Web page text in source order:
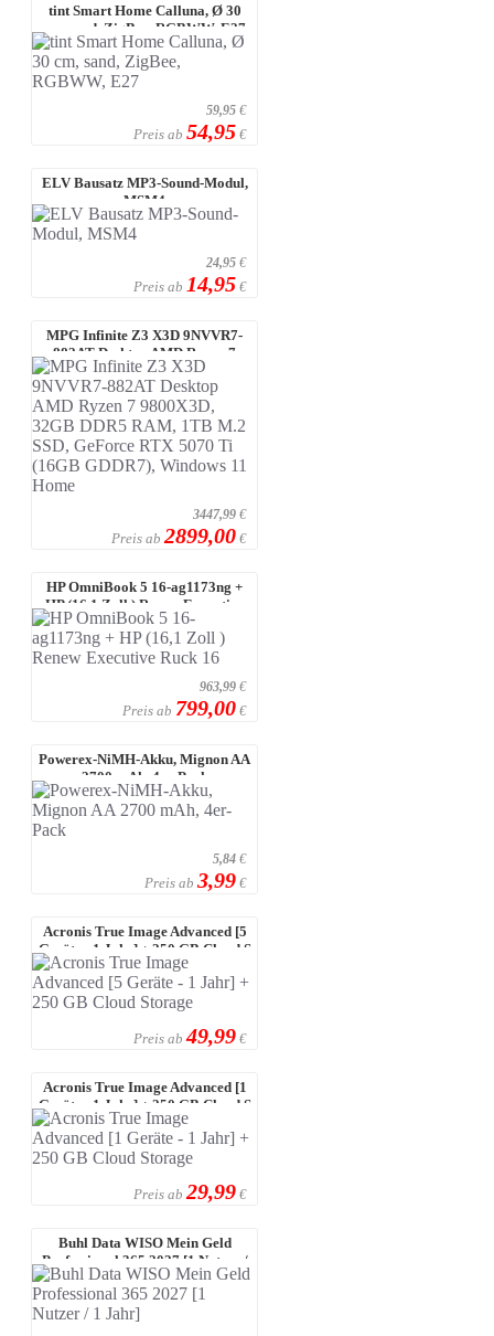
tint Smart Home Calluna, Ø 30
cm, sand, ZigBee, RGBWW, E27
59,95 €
Preis ab 54,95 €
ELV Bausatz MP3-Sound-Modul,
MSM4
24,95 €
Preis ab 14,95 €
MPG Infinite Z3 X3D 9NVVR7-
882AT Desktop AMD Ryzen 7
9800X3D, 32 ...
3447,99 €
Preis ab 2899,00 €
HP OmniBook 5 16-ag1173ng +
HP (16,1 Zoll ) Renew Executive
Ruck ...
963,99 €
Preis ab 799,00 €
Powerex-NiMH-Akku, Mignon AA
2700 mAh, 4er-Pack
5,84 €
Preis ab 3,99 €
Acronis True Image Advanced [5
Geräte - 1 Jahr] + 250 GB Cloud S
...
Preis ab 49,99 €
Acronis True Image Advanced [1
Geräte - 1 Jahr] + 250 GB Cloud S
...
Preis ab 29,99 €
Buhl Data WISO Mein Geld
Professional 365 2027 [1 Nutzer /
1 Jah ...